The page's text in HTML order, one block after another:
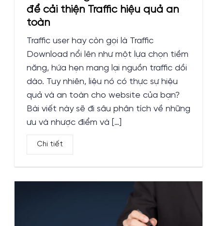
để cải thiện Traffic hiệu quả an
toàn
Traffic user hay còn gọi là Traffic
Download nổi lên như một lựa chọn tiềm
năng, hứa hẹn mang lại nguồn traffic dồi
dào. Tuy nhiên, liệu nó có thực sự hiệu
quả và an toàn cho website của bạn?
Bài viết này sẽ đi sâu phân tích về những
ưu và nhược điểm và […]
Chi tiết